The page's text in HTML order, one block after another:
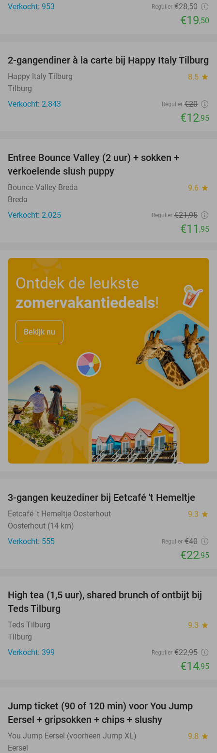
Verkocht: 953 Regulier €28,50
€19,50
35%
2-gangendiner à la carte bij Happy Italy Tilburg
Happy Italy Tilburg 8.5 star
Tilburg
Verkocht: 2.843
Regulier €20
€12,95
Entree Bounce Valley (2 uur) + sokken +
verkoelende slush puppy
Bounce Valley Breda 9.6 star
Breda
Verkocht: 2.025
Regulier €21,95
€11 ,95
Ontdek de leukste
zomervakantiedeals!
Bekijk nu
43%
3-gangen keuzediner bij Eetcafé 't Hemeltje
Eetcafé 't Hemeltje Oosterhout 9.3 star
Oosterhout (14 km)
Verkocht: 555
Regulier €40
€22,95
35%
High tea (1,5 uur), shared brunch of ontbijt bij
Teds Tilburg
Teds Tilburg 9.3 star
Tilburg
Verkocht: 399
Regulier €22,95
€14,95
61%
Jump ticket (90 of 120 min) voor You Jump
Eersel + gripsokken + chips + slushy
You Jump Eersel (voorheen Jump XL) 9.8 star
Eersel